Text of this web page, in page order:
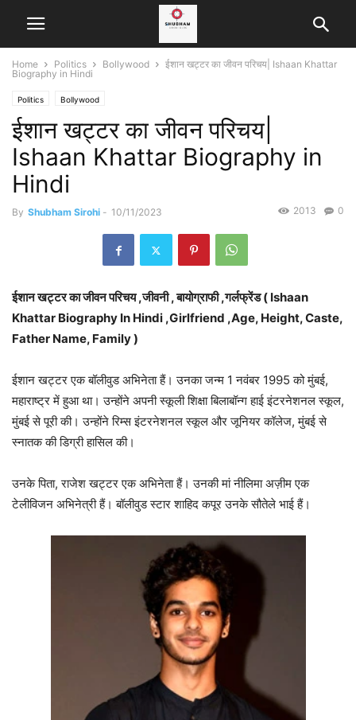
Home Politics Bollywood
​​ईशान खट्टर का जीवन परिचय| Ishaan Khattar
Biography in Hindi
Politics Bollywood
​​ईशान खट्टर का जीवन परिचय|
Ishaan Khattar Biography in
Hindi
By Shubham Sirohi - 10/11/2023 0
2013
ईशान खट्टर का जीवन परिचय ,जीवनी , बायोग्राफी ,गर्लफ्रेंड ( Ishaan
Khattar Biography In Hindi ,Girlfriend ,Age, Height, Caste,
Father Name, Family )
ईशान खट्टर एक बॉलीवुड अभिनेता हैं। उनका जन्म 1 नवंबर 1995 को मुंबई,
महाराष्ट्र में हुआ था। उन्होंने अपनी स्कूली शिक्षा बिलाबॉन्ग हाई इंटरनेशनल स्कूल,
मुंबई से पूरी की। उन्होंने रिम्स इंटरनेशनल स्कूल और जूनियर कॉलेज, मुंबई से
स्नातक की डिग्री हासिल की।
उनके पिता, राजेश खट्टर एक अभिनेता हैं। उनकी मां नीलिमा अज़ीम एक
टेलीविजन अभिनेत्री हैं। बॉलीवुड स्टार शाहिद कपूर उनके सौतेले भाई हैं।